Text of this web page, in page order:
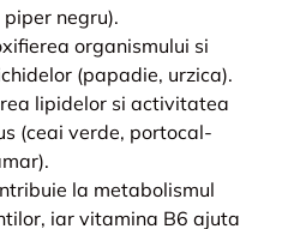
negru).
organismului si
(papadie, urzica).
lipidelor si activitatea
(ceai verde, portocal-
la metabolismul
iar vitamina B6 ajuta